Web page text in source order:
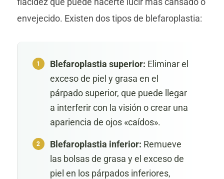
envejecido. Existen dos tipos de blefaroplastia:
Blefaroplastia superior: Eliminar el
exceso de piel y grasa en el
párpado superior, que puede llegar
a interferir con la visión o crear una
apariencia de ojos «caídos».
Blefaroplastia inferior: Remueve
las bolsas de grasa y el exceso de
piel en los párpados inferiores,